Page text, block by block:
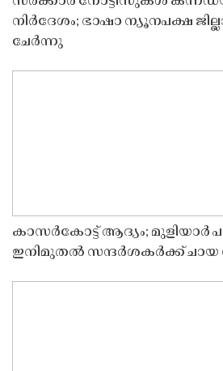
നിർദേശം; ഭാഷാ ന്യൂനപക്ഷ
ചേർന്നു
കാസർകോട്ട് ആദ്യം; മുളിയാർ
ഇനിമുതൽ സന്ദർശകർക്ക് ചായ